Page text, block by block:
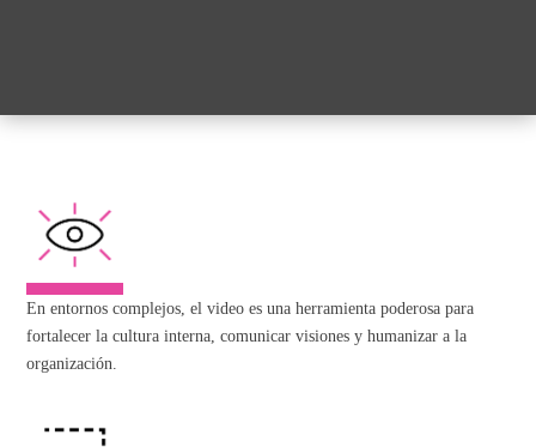
En entornos complejos, el video es una herramienta poderosa para
fortalecer la cultura interna, comunicar visiones y humanizar a la
organización.